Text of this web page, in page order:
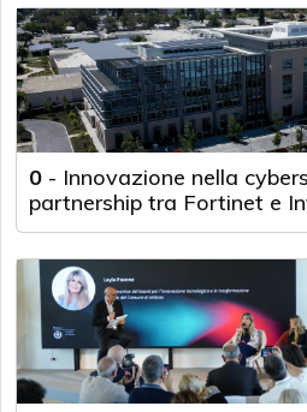
0 - Innovazione nella
partnership tra Fortinet e